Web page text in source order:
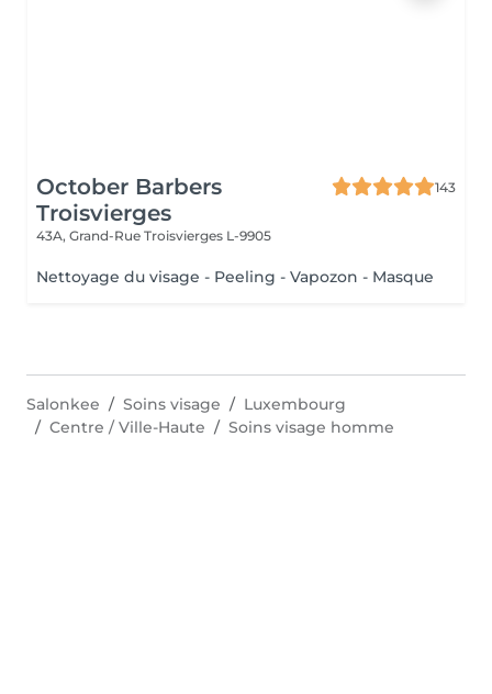
October Barbers
Troisvierges
143
43A, Grand-Rue Troisvierges L-9905
Nettoyage du visage - Peeling - Vapozon - Masque
Salonkee Soins visage
Luxembourg
Centre / Ville-Haute
Soins visage homme